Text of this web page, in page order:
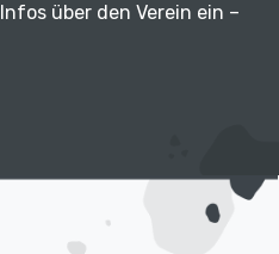
über den Verein ein –